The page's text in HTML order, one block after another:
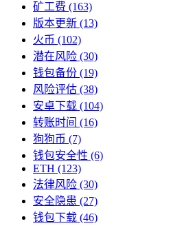
矿工费 (163)
版本更新 (13)
火币 (102)
潜在风险 (30)
钱包备份 (19)
风险评估 (38)
安卓下载 (104)
转账时间 (16)
狗狗币 (7)
钱包安全性 (6)
ETH (123)
法律风险 (30)
安全隐患 (27)
钱包下载 (46)